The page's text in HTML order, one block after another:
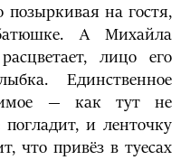
позыркивая на гостя,
А Михайла
лицо его
Единственное
— как тут не
и ленточку
что привёз в туесах